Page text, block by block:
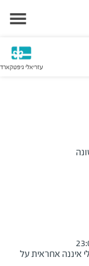
עזריאלי גיפטקארד
איננה אחראית על